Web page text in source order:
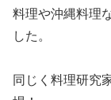
料理や沖縄料理
した。
同じく料理研究